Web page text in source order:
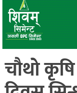
भिडियो
विविध
चौथो